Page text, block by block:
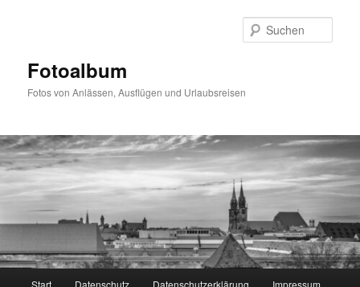
Fotoalbum
Fotos von Anlässen, Ausflügen und Urlaubsreisen